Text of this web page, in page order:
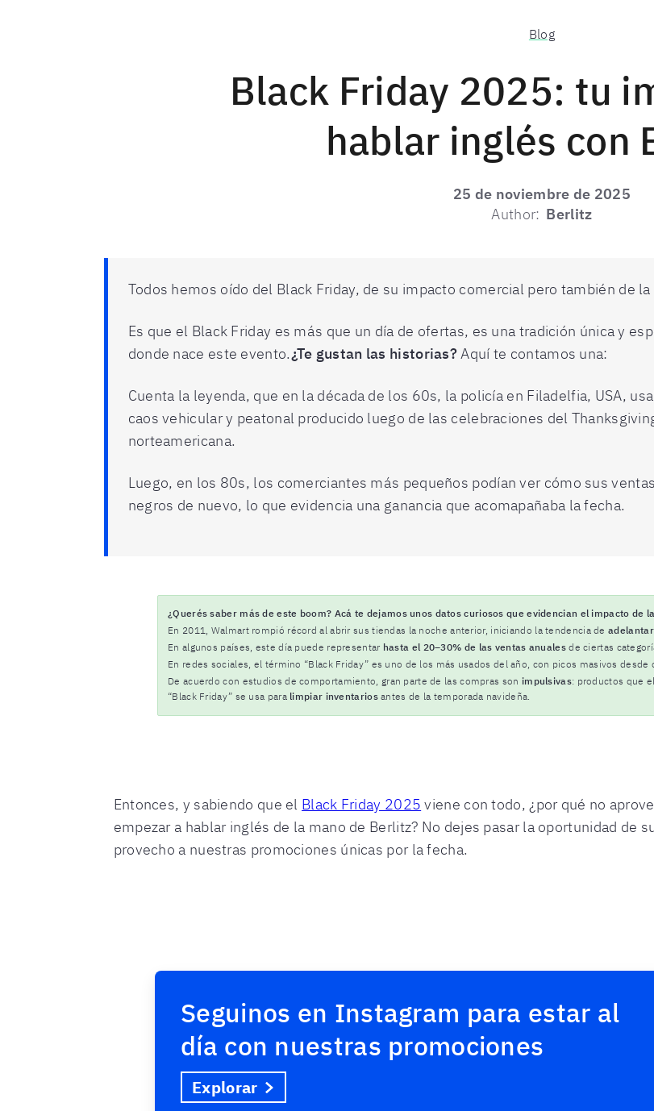
Blog
Black Friday 2025: tu
hablar inglés con
25 de noviembre de 2025
Author: Berlitz
Todos hemos oído del Black Friday, de su impacto comercial pero también de
Es que el Black Friday es más que un día de ofertas, es una tradición única y
donde nace este evento.¿Te gustan las historias?Aquí te contamos una:
Cuenta la leyenda, que en la década de los 60s, la policía en Filadelfia, USA,
caos vehicular y peatonal producido luego de las celebraciones del
norteamericana.
Luego, en los 80s, los comerciantes más pequeños podían ver cómo sus
negros de nuevo, lo que evidencia una ganancia que acomapañaba la fecha.
¿Querés saber más de este boom? Acá te dejamos unos datos curiosos que evidencian el impacto de
En 2011, Walmart rompió récord al abrir sus tiendas la noche anterior, iniciando la tendencia de
En algunos países, este día puede representar hasta el 20–30% de las ventas anualesde ciertas
En redes sociales, el término “Black Friday” es uno de los más usados del año, con picos masivos desde
De acuerdo con estudios de comportamiento, gran parte de las compras son impulsivas: productos que
“Black Friday” se usa para limpiar inventariosantes de la temporada navideña.
Entonces, y sabiendo que el Black Friday 2025 viene con todo, ¿por qué no
empezar a hablar inglés de la mano de Berlitz? No dejes pasar la oportunidad de
provecho a nuestras promociones únicas por la fecha.
Seguinos en Instagram para estar al
día con nuestras promociones
Explorar